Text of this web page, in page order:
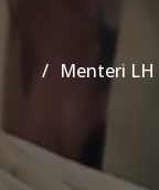
Menteri